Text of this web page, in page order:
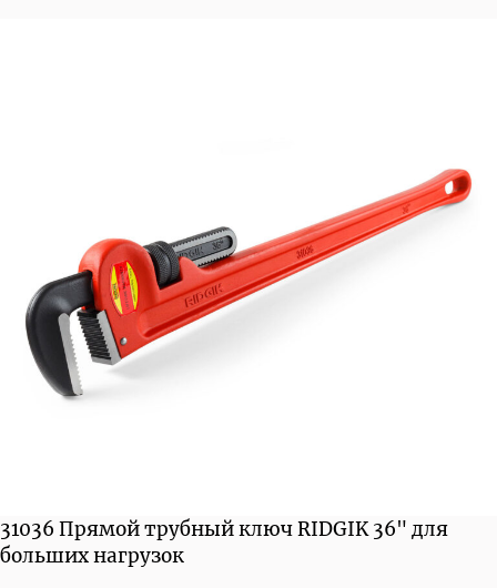
31036 Прямой трубный ключ RIDGIK 36" для
больших нагрузок